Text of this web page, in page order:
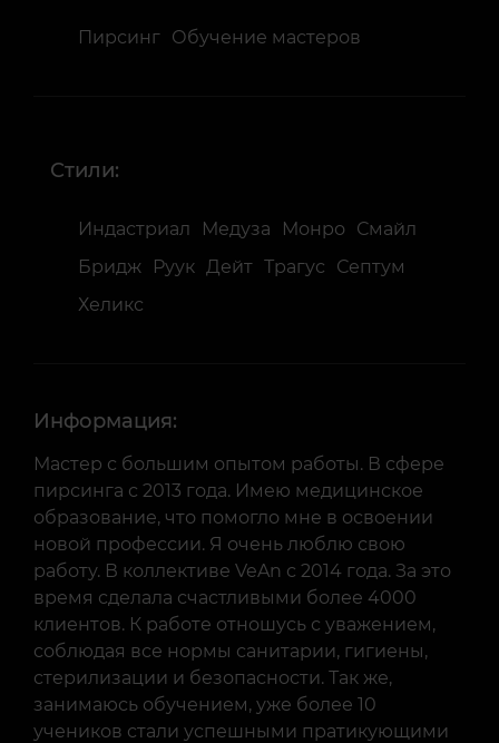
Пирсинг Обучение мастеров
Стили:
Индастриал Медуза Монро
Смайл
Бридж
Руук Дейт Трагус
Септум
Хеликс
Информация:
Мастер с большим опытом работы. В сфере
пирсинга с 2013 года. Имею медицинское
образование, что помогло мне в освоении
новой профессии. Я очень люблю свою
работу. В коллективе VeAn с 2014 года. За это
время сделала счастливыми более 4000
клиентов. К работе отношусь с уважением,
соблюдая все нормы санитарии, гигиены,
стерилизации и безопасности. Так же,
занимаюсь обучением, уже более 10
учеников стали успешными пратикующими